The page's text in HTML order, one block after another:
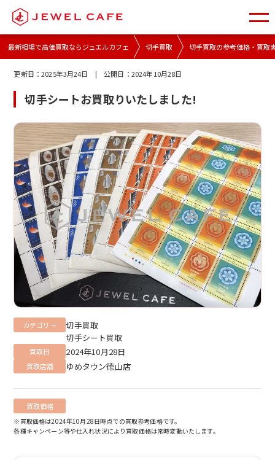
最新相場で高価買取ならジュエルカフェ 切手買取 切手買取の参考価格・買取
更新日：2025年3月24日 | 公開日： 2024年10月28日
切手シートお買取りいたしました!
カテゴリー
切手買取
切手シート買取
買取日 2024年10月28日
買取店舗 ゆめタウン徳山店
買取価格
※買取価格は2024年10月28日時点での買取参考価格です。
各種キャンペーン等や仕入れ状況により買取価格は常時変動いたします。